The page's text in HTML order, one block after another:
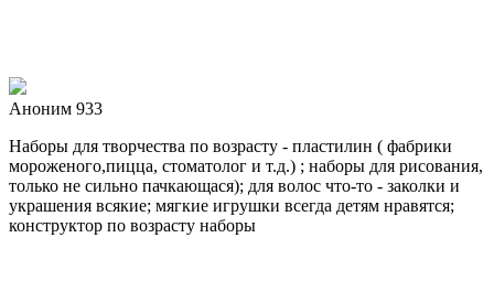
Аноним 933
Наборы для творчества по возрасту - пластилин ( фабрики
мороженого,пицца, стоматолог и т.д.) ; наборы для рисования,
только не сильно пачкающася); для волос что-то - заколки и
украшения всякие; мягкие игрушки всегда детям нравятся;
конструктор по возрасту наборы